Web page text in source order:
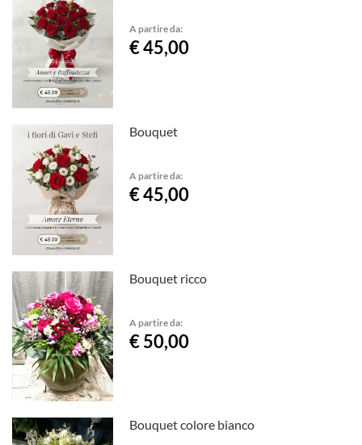
A partire da:
€ 45,00
Bouquet
A partire da:
€ 45,00
Bouquet ricco
A partire da:
€ 50,00
Bouquet colore bianco